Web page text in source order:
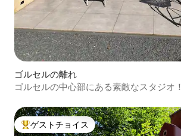
ゴルセルの離れ
ゴルセルの中心部にある素敵なスタジオ！
大好評のゲストチョイスです。
ゲストチョイス